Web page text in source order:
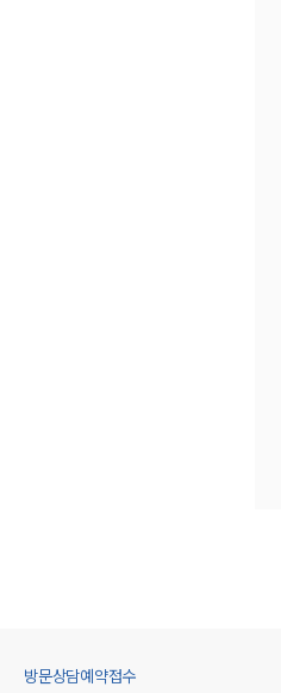
방문상담예약접수